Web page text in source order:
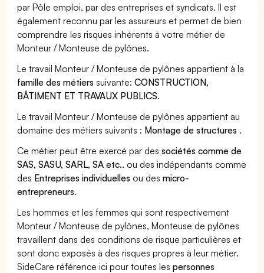
par Pôle emploi, par des entreprises et syndicats. Il est
également reconnu par les assureurs et permet de bien
comprendre les risques inhérents à votre métier de
Monteur / Monteuse de pylônes.
Le travail Monteur / Monteuse de pylônes appartient à la
famille des métiers suivante:CONSTRUCTION,
BÂTIMENT ET TRAVAUX PUBLICS.
Le travail Monteur / Monteuse de pylônes appartient au
domaine des métiers suivants : Montage de structures .
Ce métier peut être exercé par dessociétés comme de
SAS, SASU, SARL, SA etc.. ou des indépendants comme
des Entreprises individuelles ou desmicro-
entrepreneurs.
Les hommes et les femmes qui sont respectivement
Monteur / Monteuse de pylônes, Monteuse de pylônes
travaillent dans des conditions de risque particulières et
sont donc exposés à des risques propres à leur métier.
SideCare référence ici pour toutes lespersonnes